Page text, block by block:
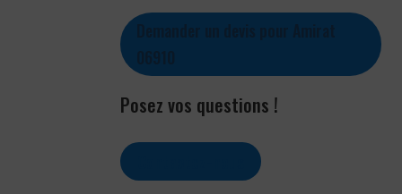
Posez vos questions !